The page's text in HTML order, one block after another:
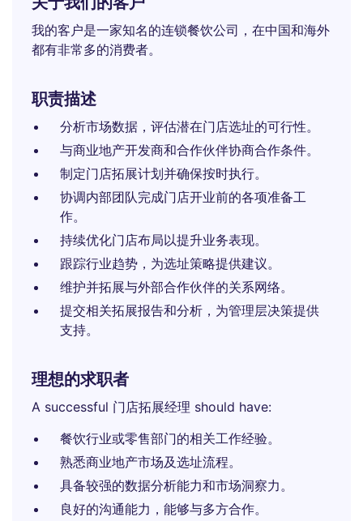
我的客户是一家知名的连锁餐饮公司，在中国和海外
都有非常多的消费者。
职责描述
分析市场数据，评估潜在门店选址的可行性。
与商业地产开发商和合作伙伴协商合作条件。
制定门店拓展计划并确保按时执行。
协调内部团队完成门店开业前的各项准备工
作。
持续优化门店布局以提升业务表现。
跟踪行业趋势，为选址策略提供建议。
维护并拓展与外部合作伙伴的关系网络。
提交相关拓展报告和分析，为管理层决策提供
支持。
理想的求职者
A successful 门店拓展经理 should have:
餐饮行业或零售部门的相关工作经验。
熟悉商业地产市场及选址流程。
具备较强的数据分析能力和市场洞察力。
良好的沟通能力，能够与多方合作。